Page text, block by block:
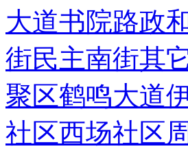
大道书院路政
街民主南街其
聚区鹤鸣大道
社区西场社区